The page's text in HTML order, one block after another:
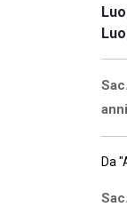
Da